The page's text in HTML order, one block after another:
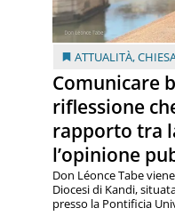
ATTUALITÀ,
Comunicare
riflessione
rapporto tra
l’opinione
Don Léonce Tabe
Diocesi di Kandi,
presso la Pontificia